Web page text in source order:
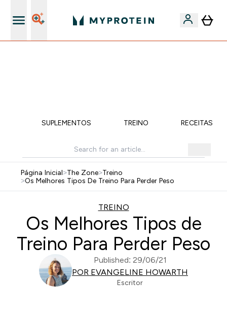
SUPLEMENTOS TREINO RECEITAS
Página Inicial>The Zone>Treino
>Os Melhores Tipos De Treino Para Perder Peso
TREINO
Os Melhores Tipos de
Treino Para Perder Peso
Published: 29/06/21
POR EVANGELINE HOWARTH
Escritor